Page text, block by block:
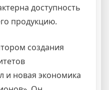
доступность
продукцию.
создания
и новая экономика